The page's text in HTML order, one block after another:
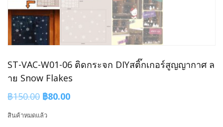
ST-VAC-W01-06 ติดกระจก DIYสติ๊กเกอร์สูญญากาศ ล
าย Snow Flakes
฿150.00 Original
฿80.00Current
สินค้าหมดแล้ว